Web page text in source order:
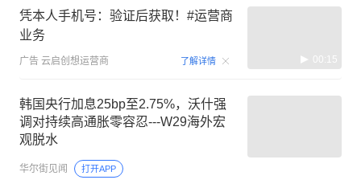
凭本人手机号：验证后获取！#运营商
业务
广告 云启创想运营商 了解详情 00:15
韩国央行加息25bp至2.75%，沃什强
调对持续高通胀零容忍---W29海外宏
观脱水
华尔街见闻 打开APP